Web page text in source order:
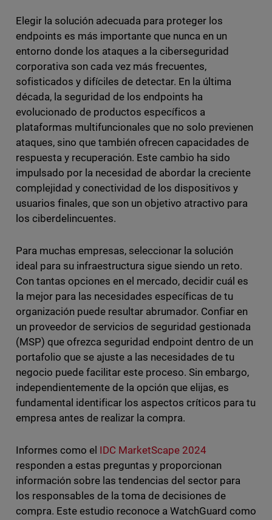
Elegir la solución adecuada para proteger los
endpoints es más importante que nunca en un
entorno donde los ataques a la ciberseguridad
corporativa son cada vez más frecuentes,
sofisticados y difíciles de detectar. En la última
década, la seguridad de los endpoints ha
evolucionado de productos específicos a
plataformas multifuncionales que no solo previenen
ataques, sino que también ofrecen capacidades de
respuesta y recuperación. Este cambio ha sido
impulsado por la necesidad de abordar la creciente
complejidad y conectividad de los dispositivos y
usuarios finales, que son un objetivo atractivo para
los ciberdelincuentes.
Para muchas empresas, seleccionar la solución
ideal para su infraestructura sigue siendo un reto.
Con tantas opciones en el mercado, decidir cuál es
la mejor para las necesidades específicas de tu
organización puede resultar abrumador. Confiar en
un proveedor de servicios de seguridad gestionada
(MSP) que ofrezca seguridad endpoint dentro de un
portafolio que se ajuste a las necesidades de tu
negocio puede facilitar este proceso. Sin embargo,
independientemente de la opción que elijas, es
fundamental identificar los aspectos críticos para tu
empresa antes de realizar la compra.
Informes como el IDC MarketScape 2024
responden a estas preguntas y proporcionan
información sobre las tendencias del sector para
los responsables de la toma de decisiones de
compra. Este estudio reconoce a WatchGuard como